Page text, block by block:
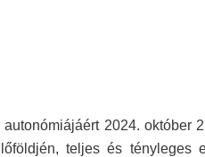
2024. október
teljes és tényleges